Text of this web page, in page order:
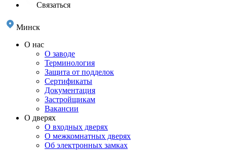
Связаться
Минск
О нас
О заводе
Терминология
Защита от подделок
Сертификаты
Документация
Застройщикам
Вакансии
О дверях
О входных дверях
О межкомнатных дверях
Об электронных замках